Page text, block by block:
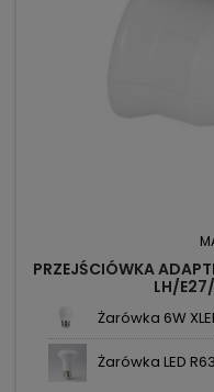
PRZEJŚCIÓWKA
LH/
Żarówka 6W
Żarówka LED